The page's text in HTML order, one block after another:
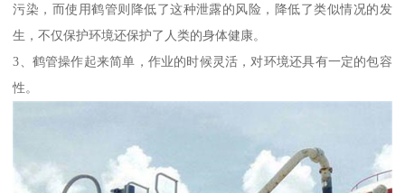
污染，而使用鹤管则降低了这种泄露的风险，降低了类似情况的发
生，不仅保护环境还保护了人类的身体健康。
3、鹤管操作起来简单，作业的时候灵活，对环境还具有一定的包容
性。